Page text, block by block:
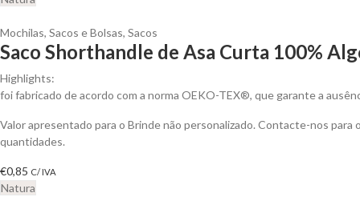
Mochilas, Sacos e Bolsas, Sacos
Saco Shorthandle de Asa Curta 100%
Highlights:
foi fabricado de acordo com a norma OEKO-TEX®, que garante a
Valor apresentado para o Brinde não personalizado. Contacte-nos
quantidades.
€0,85 C/ IVA
Natura